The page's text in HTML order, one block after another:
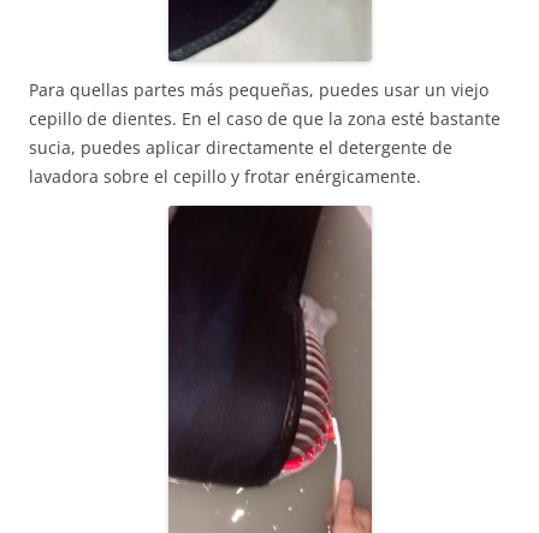
Para quellas partes más pequeñas, puedes usar un viejo
cepillo de dientes. En el caso de que la zona esté bastante
sucia, puedes aplicar directamente el detergente de
lavadora sobre el cepillo y frotar enérgicamente.